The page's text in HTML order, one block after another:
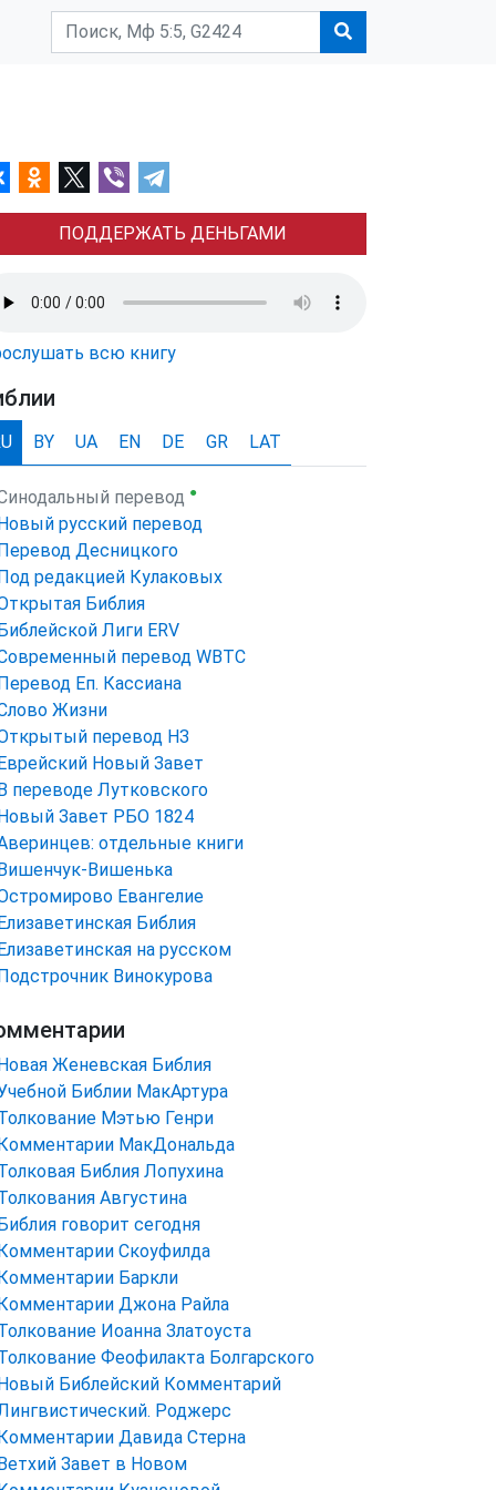
ПОДДЕРЖАТЬ ДЕНЬГАМИ
всю книгу
BY UA EN DE GR LAT
перевод ●
русский перевод
Десницкого
редакцией Кулаковых
Библия
Лиги ERV
перевод WBTC
Еп. Кассиана
Жизни
перевод НЗ
Новый Завет
переводе Лутковского
Завет РБО 1824
отдельные книги
Вишенька
Евангелие
Библия
на русском
Винокурова
Женевская Библия
Библии МакАртура
Мэтью Генри
МакДональда
Библия Лопухина
Августина
говорит сегодня
Скоуфилда
Баркли
Джона Райла
Иоанна Златоуста
Феофилакта Болгарского
Библейский Комментарий
Роджерс
Давида Стерна
Завет в Новом